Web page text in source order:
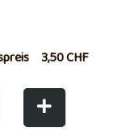
3,50 CHF